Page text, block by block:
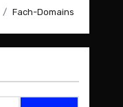
Fach-Domains